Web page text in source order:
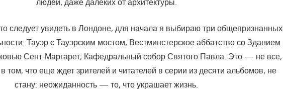
следует увидеть в Лондоне, для начала я выбираю три общепризнанных
Тауэр с Тауэрским мостом; Вестминстерское аббатство со Зданием
Сент-Маргарет; Кафедральный собор Святого Павла. Это — не все,
том, что еще ждет зрителей и читателей в серии из десяти альбомов, не
стану: неожиданность — то, что украшает жизнь.